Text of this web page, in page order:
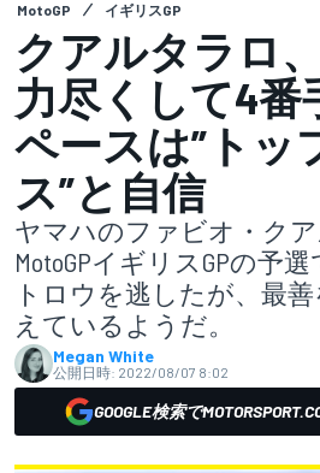
MotoGP イギリスGP
クアルタラロ
力尽くして4番
ペースは”トッ
ス”と自信
ヤマハのファビオ・クア
MotoGPイギリスGPの予
トロウを逃したが、最
えているようだ。
Megan White
公開日時: 2022/08/07 8:02
GOOGLE検索で